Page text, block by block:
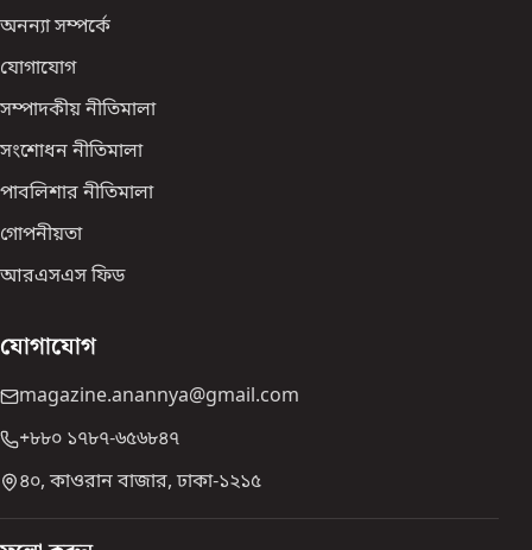
অনন্যা সম্পর্কে
যোগাযোগ
সম্পাদকীয় নীতিমালা
সংশোধন নীতিমালা
পাবলিশার নীতিমালা
গোপনীয়তা
আরএসএস ফিড
যোগাযোগ
magazine.anannya@gmail.com
+৮৮০ ১৭৮৭-৬৫৬৮৪৭
৪০, কাওরান বাজার, ঢাকা-১২১৫